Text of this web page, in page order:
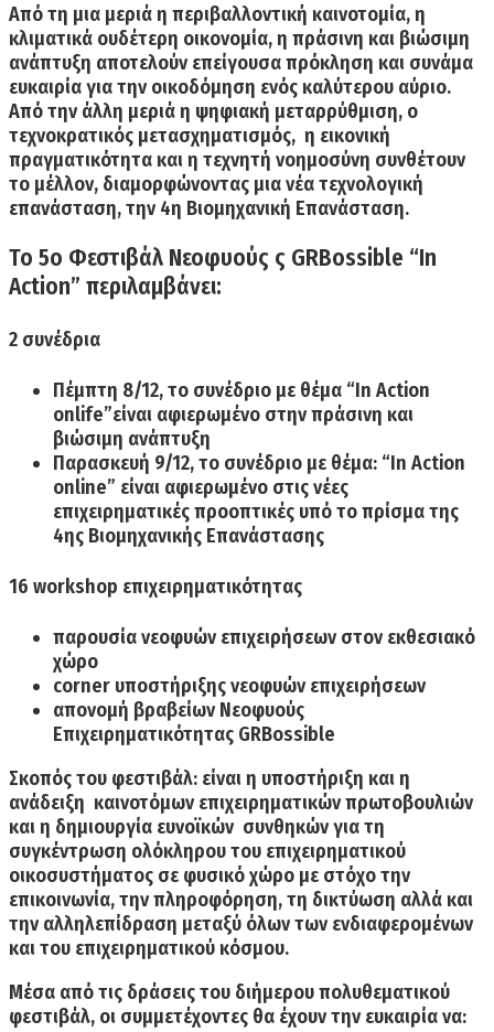
Από τη μια μεριά η περιβαλλοντική καινοτομία, η
κλιματικά ουδέτερη οικονομία, η πράσινη και βιώσιμη
ανάπτυξη αποτελούν επείγουσα πρόκληση και συνάμα
ευκαιρία για την οικοδόμηση ενός καλύτερου αύριο.
Από την άλλη μεριά η ψηφιακή μεταρρύθμιση, ο
τεχνοκρατικός μετασχηματισμός, η εικονική
πραγματικότητα και η τεχνητή νοημοσύνη συνθέτουν
το μέλλον, διαμορφώνοντας μια νέα τεχνολογική
επανάσταση, την 4η Βιομηχανική Επανάσταση.
Το 5ο Φεστιβάλ Νεοφυούς ς GRBossible “In
Action” περιλαμβάνει:
2 συνέδρια
Πέμπτη 8/12,το συνέδριο με θέμα “Ιn Action
onlife”είναι αφιερωμένο στην πράσινη και
βιώσιμη ανάπτυξη
Παρασκευή 9/12,το συνέδριο με θέμα: “In Action
online” είναι αφιερωμένο στις νέες
επιχειρηματικές προοπτικές υπό το πρίσμα της
4ης Βιομηχανικής Επανάστασης
16 workshop επιχειρηματικότητας
παρουσία νεοφυών επιχειρήσεων στον εκθεσιακό
χώρο
corner υποστήριξης νεοφυών επιχειρήσεων
απονομή βραβείων Νεοφυούς
Επιχειρηματικότητας GRBossible
Σκοπός του φεστιβάλ: είναιη υποστήριξη και η
ανάδειξη καινοτόμων επιχειρηματικών πρωτοβουλιών
και η δημιουργία ευνοϊκών συνθηκών για τη
συγκέντρωση ολόκληρου του επιχειρηματικού
οικοσυστήματος σε φυσικό χώρο με στόχο την
επικοινωνία, την πληροφόρηση, τη δικτύωση αλλά και
την αλληλεπίδραση μεταξύ όλων των ενδιαφερομένων
και του επιχειρηματικού κόσμου.
Μέσα από τις δράσεις του διήμερου πολυθεματικού
φεστιβάλ, οι συμμετέχοντες θα έχουν την ευκαιρία να: